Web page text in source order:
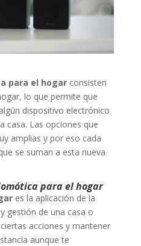
para el hogarconsisten
lo que permite que
dispositivo electrónico
casa. Las opciones que
amplias y por eso cada
se suman a esta nueva
para el hogar
es la aplicación de la
gestión de una casa o
acciones y mantener
aunque te